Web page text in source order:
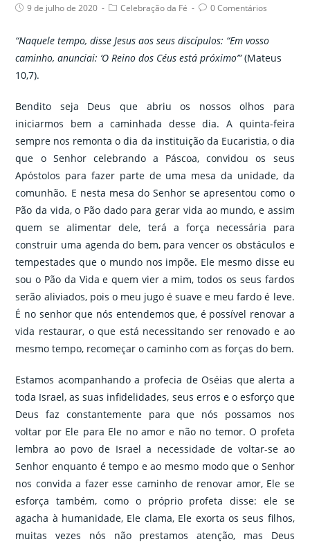
Post9 de julho de 2020
PostCelebração da Fé
Post0 Comentários
“Naquele tempo, disse Jesus aos seus discípulos: “Em vosso
caminho, anunciai: ‘O Reino dos Céus está próximo’”(Mateus
10,7).
Bendito seja Deus que abriu os nossos olhos para
iniciarmos bem a caminhada desse dia. A quinta-feira
sempre nos remonta o dia da instituição da Eucaristia, o dia
que o Senhor celebrando a Páscoa, convidou os seus
Apóstolos para fazer parte de uma mesa da unidade, da
comunhão. E nesta mesa do Senhor se apresentou como o
Pão da vida, o Pão dado para gerar vida ao mundo, e assim
quem se alimentar dele, terá a força necessária para
construir uma agenda do bem, para vencer os obstáculos e
tempestades que o mundo nos impõe. Ele mesmo disse eu
sou o Pão da Vida e quem vier a mim, todos os seus fardos
serão aliviados, pois o meu jugo é suave e meu fardo é leve.
É no senhor que nós entendemos que, é possível renovar a
vida restaurar, o que está necessitando ser renovado e ao
mesmo tempo, recomeçar o caminho com as forças do bem.
Estamos acompanhando a profecia de Oséias que alerta a
toda Israel, as suas infidelidades, seus erros e o esforço que
Deus faz constantemente para que nós possamos nos
voltar por Ele para Ele no amor e não no temor. O profeta
lembra ao povo de Israel a necessidade de voltar-se ao
Senhor enquanto é tempo e ao mesmo modo que o Senhor
nos convida a fazer esse caminho de renovar amor, Ele se
esforça também, como o próprio profeta disse: ele se
agacha à humanidade, Ele clama, Ele exorta os seus filhos,
muitas vezes nós não prestamos atenção, mas Deus